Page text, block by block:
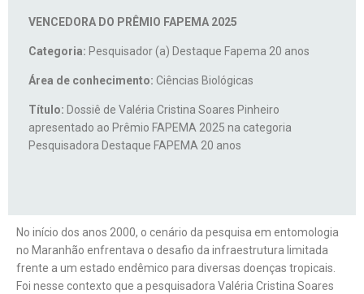
VENCEDORA DO PRÊMIO FAPEMA 2025
Categoria: Pesquisador (a) Destaque Fapema 20 anos
Área de conhecimento: Ciências Biológicas
Título: Dossiê de Valéria Cristina Soares Pinheiro
apresentado ao Prêmio FAPEMA 2025 na categoria
Pesquisadora Destaque FAPEMA 20 anos
No início dos anos 2000, o cenário da pesquisa em entomologia
no Maranhão enfrentava o desafio da infraestrutura limitada
frente a um estado endêmico para diversas doenças tropicais.
Foi nesse contexto que a pesquisadora Valéria Cristina Soares